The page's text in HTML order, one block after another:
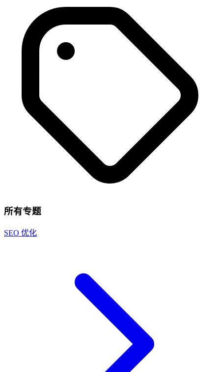
所有专题
SEO 优化